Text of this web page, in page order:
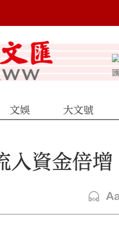
文娛 大文號
入資金倍增